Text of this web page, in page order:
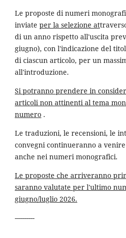
Le proposte di numeri
inviate per la selezione at
di un anno rispetto all'uscita
giugno), con l'indicazione del
di ciascun articolo, per un
all'introduzione.
Si potranno prendere in
articoli non attinenti al tema
numero .
Le traduzioni, le recensioni, le
convegni continueranno a
anche nei numeri monografici.
Le proposte che arriveranno
saranno valutate per l'ultimo
giugno/luglio 2026.
----------